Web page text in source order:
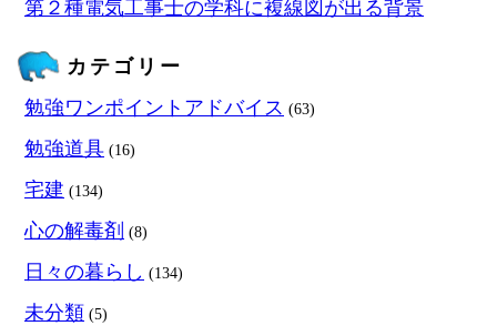
第２種電気工事士の学科に複線図が出る背景
カテゴリー
勉強ワンポイントアドバイス (63)
勉強道具 (16)
宅建 (134)
心の解毒剤 (8)
日々の暮らし (134)
未分類 (5)